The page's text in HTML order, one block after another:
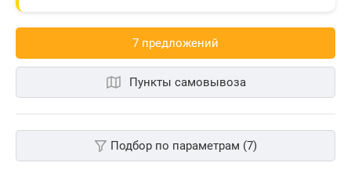
7 предложений
Пункты самовывоза
Подбор по параметрам (7)